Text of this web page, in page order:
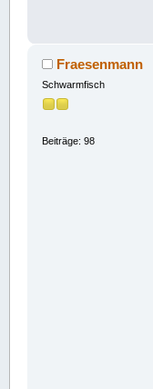
Fraesenmann
Schwarmfisch
Beiträge: 98